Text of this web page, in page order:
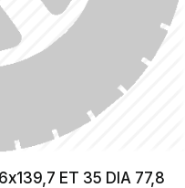
ET 35 DIA 77,8